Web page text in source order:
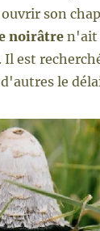
son
noirâtren'ait
Il est
le